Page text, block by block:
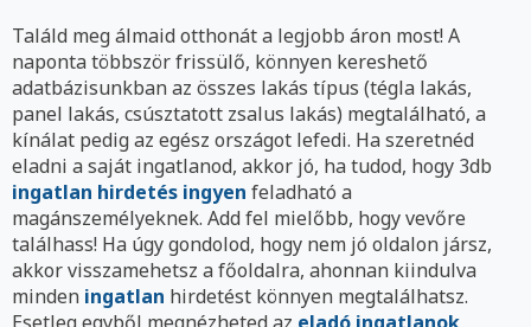
Találd meg álmaid otthonát a legjobb áron most! A
naponta többször frissülő, könnyen kereshető
adatbázisunkban az összes lakás típus (tégla lakás,
panel lakás, csúsztatott zsalus lakás) megtalálható, a
kínálat pedig az egész országot lefedi. Ha szeretnéd
eladni a saját ingatlanod, akkor jó, ha tudod, hogy 3db
ingatlan hirdetés ingyen feladható a
magánszemélyeknek. Add fel mielőbb, hogy vevőre
találhass! Ha úgy gondolod, hogy nem jó oldalon jársz,
akkor visszamehetsz a főoldalra, ahonnan kiindulva
minden ingatlan hirdetést könnyen megtalálhatsz.